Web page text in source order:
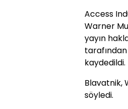
Access
Warner
yayın
kaydedildi.
Blavatnik,
söyledi.